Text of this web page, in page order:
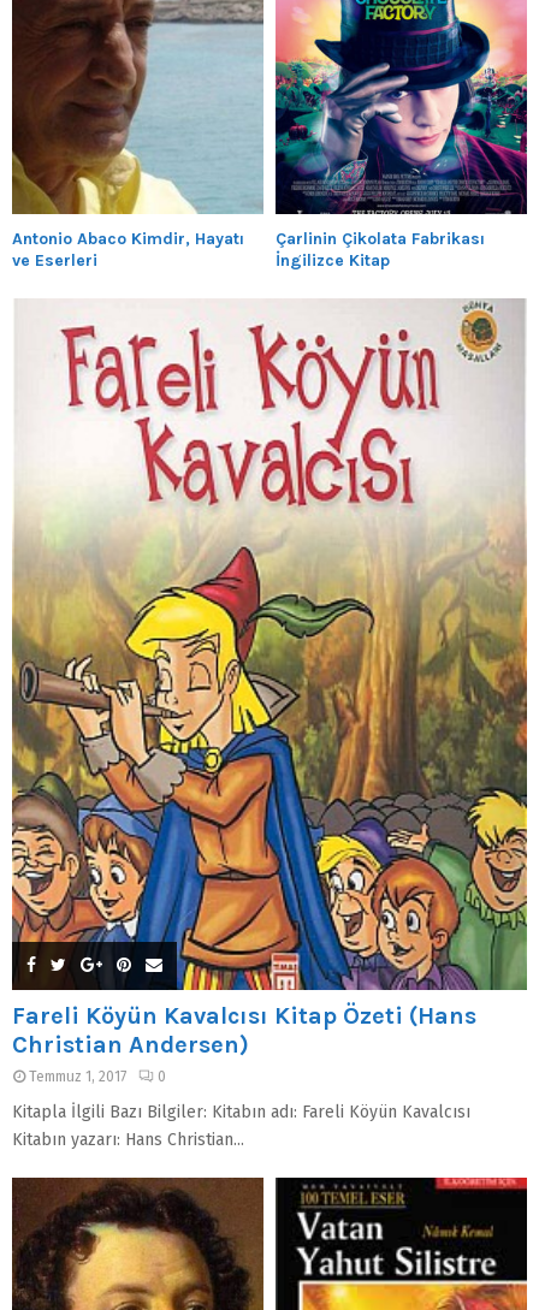
Antonio Abaco Kimdir, Hayatı
ve Eserleri
Çarlinin Çikolata Fabrikası
İngilizce Kitap
Fareli Köyün Kavalcısı Kitap Özeti (Hans
Christian Andersen)
Temmuz 1, 2017 0
Kitapla İlgili Bazı Bilgiler: Kitabın adı: Fareli Köyün Kavalcısı
Kitabın yazarı: Hans Christian...